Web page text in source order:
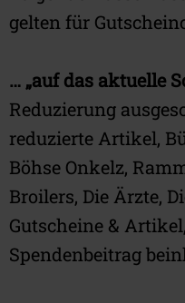
gelten für
… „auf das aktuelle
Reduzierung
reduzierte Artikel,
Böhse Onkelz,
Broilers, Die Ärzte,
Gutscheine &
Spendenbeitrag